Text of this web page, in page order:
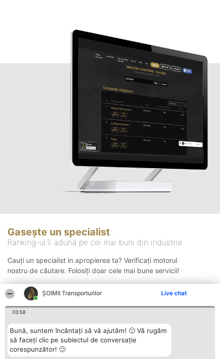
ȘOIMII Transporturilor Live chat
03:58
Bună, suntem încântați să vă ajutăm! 🙂 Vă rugăm
să faceți clic pe subiectul de conversație
corespunzător! 🙂
Gasește un specialist
Ranking-ul îi adună pe cei mai buni din industrie
Cauți un specialist in apropierea ta? Verificați motorul
nostru de căutare. Folosiți doar cele mai bune servicii!